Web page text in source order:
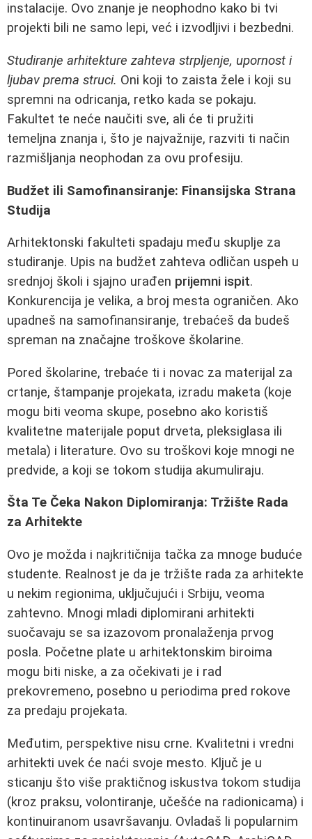
instalacije. Ovo znanje je neophodno kako bi tvi
projekti bili ne samo lepi, već i izvodljivi i bezbedni.
Studiranje arhitekture zahteva strpljenje, upornost i
ljubav prema struci. Oni koji to zaista žele i koji su
spremni na odricanja, retko kada se pokaju.
Fakultet te neće naučiti sve, ali će ti pružiti
temeljna znanja i, što je najvažnije, razviti ti način
razmišljanja neophodan za ovu profesiju.
Budžet ili Samofinansiranje: Finansijska Strana
Studija
Arhitektonski fakulteti spadaju među skuplje za
studiranje. Upis na budžet zahteva odličan uspeh u
srednjoj školi i sjajno urađen prijemni ispit.
Konkurencija je velika, a broj mesta ograničen. Ako
upadneš na samofinansiranje, trebaćeš da budeš
spreman na značajne troškove školarine.
Pored školarine, trebaće ti i novac za materijal za
crtanje, štampanje projekata, izradu maketa (koje
mogu biti veoma skupe, posebno ako koristiš
kvalitetne materijale poput drveta, pleksiglasa ili
metala) i literature. Ovo su troškovi koje mnogi ne
predvide, a koji se tokom studija akumuliraju.
Šta Te Čeka Nakon Diplomiranja: Tržište Rada
za Arhitekte
Ovo je možda i najkritičnija tačka za mnoge buduće
studente. Realnost je da je tržište rada za arhitekte
u nekim regionima, uključujući i Srbiju, veoma
zahtevno. Mnogi mladi diplomirani arhitekti
suočavaju se sa izazovom pronalaženja prvog
posla. Početne plate u arhitektonskim biroima
mogu biti niske, a za očekivati je i rad
prekovremeno, posebno u periodima pred rokove
za predaju projekata.
Međutim, perspektive nisu crne. Kvalitetni i vredni
arhitekti uvek će naći svoje mesto. Ključ je u
sticanju što više praktičnog iskustva tokom studija
(kroz praksu, volontiranje, učešće na radionicama) i
kontinuiranom usavršavanju. Ovladaš li popularnim